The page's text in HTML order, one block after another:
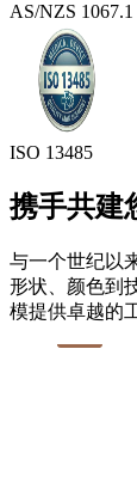
AS/NZS 1067.1
ISO 13485
携手共建
与一个世纪以
形状、颜色到
模提供卓越的